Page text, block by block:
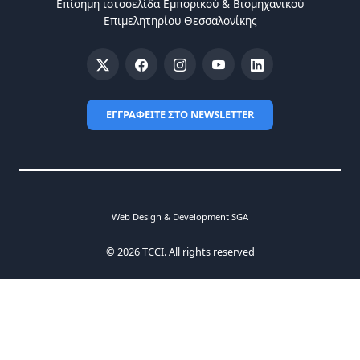
Επίσημη ιστοσελίδα Eμπορικού & Bιομηχανικού
Eπιμελητηρίου Θεσσαλονίκης
ΕΓΓΡΑΦΕΙΤΕ ΣΤΟ NEWSLETTER
Web Design & Development SGA
© 2026 TCCI. All rights reserved